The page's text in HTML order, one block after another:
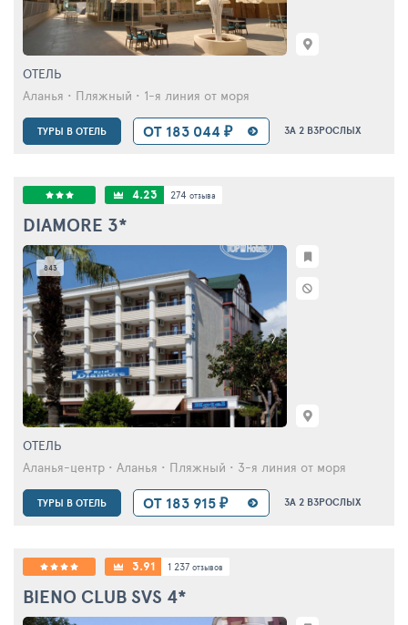
ОТЕЛЬ
Аланья • Пляжный • 1-я линия от моря
ТУРЫ В ОТЕЛЬ ОТ 183 044 ₽ ЗА 2 ВЗРОСЛЫХ
843
4.23 274 отзыва
DIAMORE 3*
ОТЕЛЬ
Аланья-центр • Аланья • Пляжный • 3-я линия от моря
ТУРЫ В ОТЕЛЬ ОТ 183 915 ₽ ЗА 2 ВЗРОСЛЫХ
3.91 1 237 отзывов
BIENO CLUB SVS 4*